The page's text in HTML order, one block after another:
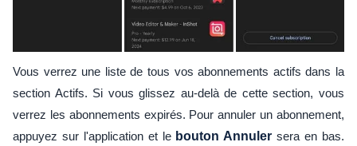
Vous verrez une liste de tous vos abonnements actifs dans la
section Actifs. Si vous glissez au-delà de cette section, vous
verrez les abonnements expirés. Pour annuler un abonnement,
appuyez sur l'application et le bouton Annuler sera en bas.